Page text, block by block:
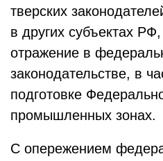
тверских
в других субъектах
отражение в
законодательстве, в
подготовке
промышленных зонах.
С опережением